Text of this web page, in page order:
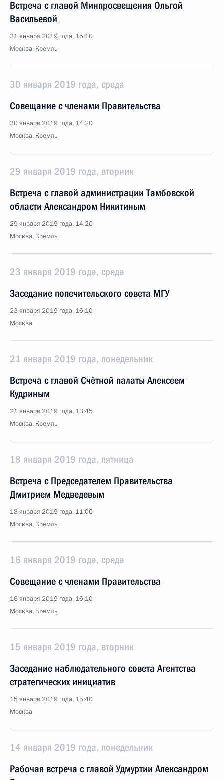
Встреча с главой Минпросвещения Ольгой
Васильевой
31 января 2019 года, 15:10
Москва, Кремль
30 января 2019 года, среда
Совещание с членами Правительства
30 января 2019 года, 14:20
Москва, Кремль
29 января 2019 года, вторник
Встреча с главой администрации Тамбовской
области Александром Никитиным
29 января 2019 года, 14:20
Москва, Кремль
23 января 2019 года, среда
Заседание попечительского совета МГУ
23 января 2019 года, 16:10
Москва
21 января 2019 года, понедельник
Встреча с главой Счётной палаты Алексеем
Кудриным
21 января 2019 года, 13:45
Москва, Кремль
18 января 2019 года, пятница
Встреча с Председателем Правительства
Дмитрием Медведевым
18 января 2019 года, 11:00
Москва, Кремль
16 января 2019 года, среда
Совещание с членами Правительства
16 января 2019 года, 16:10
Москва, Кремль
15 января 2019 года, вторник
Заседание наблюдательного совета Агентства
стратегических инициатив
15 января 2019 года, 15:40
Москва
14 января 2019 года, понедельник
Рабочая встреча с главой Удмуртии Александром